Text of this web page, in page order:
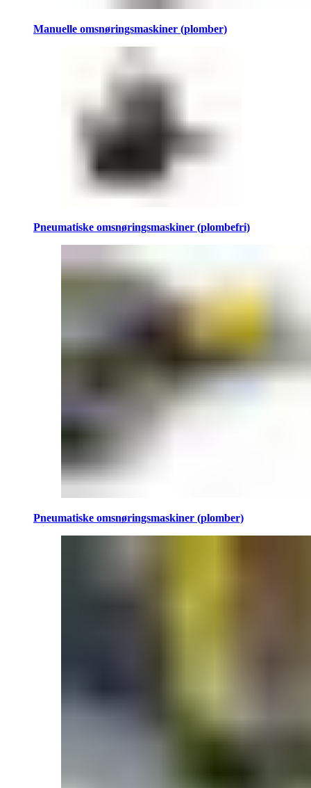
Manuelle omsnøringsmaskiner (plomber)
Pneumatiske omsnøringsmaskiner (plombefri)
Pneumatiske omsnøringsmaskiner (plomber)